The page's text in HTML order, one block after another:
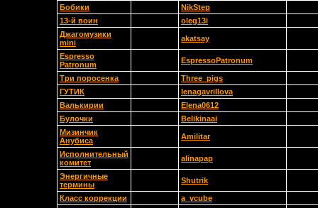
Бобики
NikStep
13-й воин
oleg13i
Джагомузики
mini
akatsay
Espresso
Patronum
EspressoPatronum
Три поросенка
Three_pigs
ГУТИК
lenagavrillova
Валькирии
Elena0612
Булочки
Belikinaai
Мизинчик
Анубиса
Amilitar
Исполнительный
комитет
alinapap
Энергичные
термины
Shutrik
Класс коррекции
a_vcube